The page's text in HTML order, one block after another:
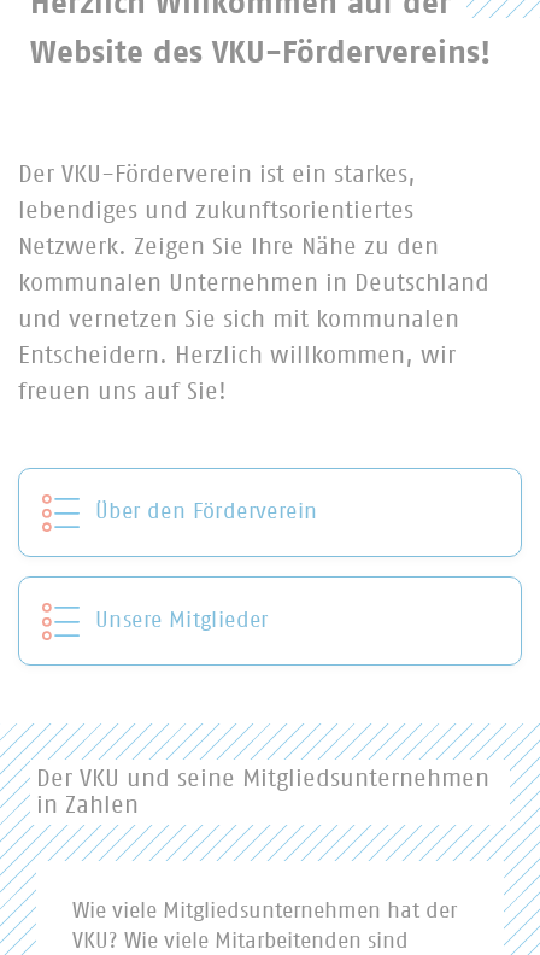
Website des VKU-Fördervereins!
Der VKU-Förderverein ist ein starkes,
lebendiges und zukunftsorientiertes
Netzwerk. Zeigen Sie Ihre Nähe zu den
kommunalen Unternehmen in Deutschland
und vernetzen Sie sich mit kommunalen
Entscheidern. Herzlich willkommen, wir
freuen uns auf Sie!
Über den Förderverein
Unsere Mitglieder
Der VKU und seine Mitgliedsunternehmen
in Zahlen
Wie viele Mitgliedsunternehmen hat der
VKU? Wie viele Mitarbeitenden sind